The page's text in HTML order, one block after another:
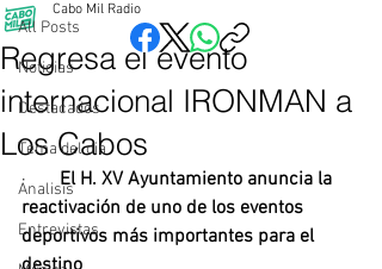
All Posts
Noticias
Destacados
Tema del dia
Analisis
Entrevistas
Regresa el evento
internacional IRONMAN a
Los Cabos
Cabo Mil Radio
· El H. XV Ayuntamiento anuncia la
reactivación de uno de los eventos
deportivos más importantes para el